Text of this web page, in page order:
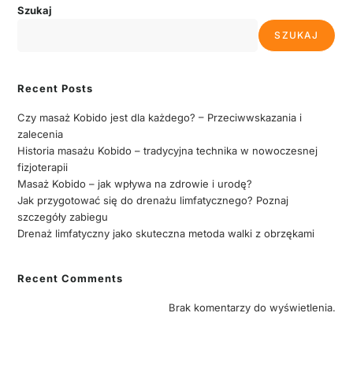
Szukaj
SZUKAJ
Recent Posts
Czy masaż Kobido jest dla każdego? – Przeciwwskazania i
zalecenia
Historia masażu Kobido – tradycyjna technika w nowoczesnej
fizjoterapii
Masaż Kobido – jak wpływa na zdrowie i urodę?
Jak przygotować się do drenażu limfatycznego? Poznaj
szczegóły zabiegu
Drenaż limfatyczny jako skuteczna metoda walki z obrzękami
Recent Comments
Brak komentarzy do wyświetlenia.